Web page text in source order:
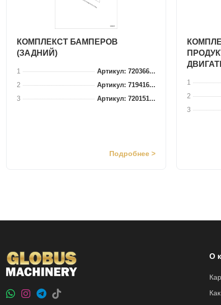
КОМПЛЕКСТ БАМПЕРОВ
(ЗАДНИЙ)
1
Артикул: 720366...
2
Артикул: 719416...
3
Артикул: 720151...
Подробнее >
1
2
3
О